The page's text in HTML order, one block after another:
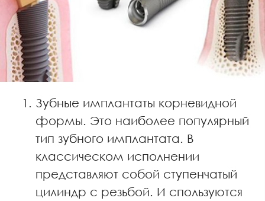
Зубные имплантаты корневидной
формы. Это наиболее популярный
тип зубного имплантата. В
классическом исполнении
представляют собой ступенчатый
цилиндр с резьбой. И спользуются